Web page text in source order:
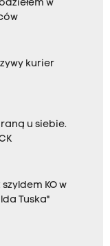
w
kurier
u siebie.
KO w
Tuska"